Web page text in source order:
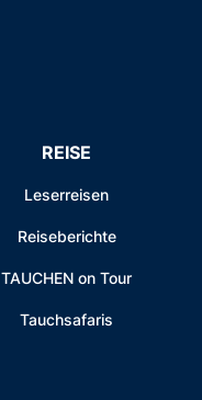
REISE
Leserreisen
Reiseberichte
TAUCHEN on Tour
Tauchsafaris